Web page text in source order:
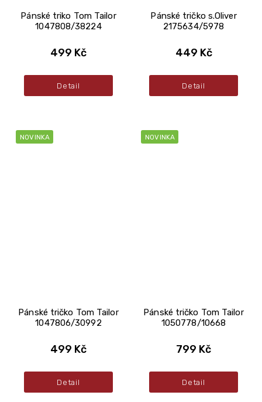
Pánské triko Tom Tailor
1047808/38224
499 Kč
Detail
Pánské tričko s.Oliver
2175634/5978
449 Kč
Detail
NOVINKA
Pánské tričko Tom Tailor
1047806/30992
499 Kč
Detail
NOVINKA
Pánské tričko Tom Tailor
1050778/10668
799 Kč
Detail